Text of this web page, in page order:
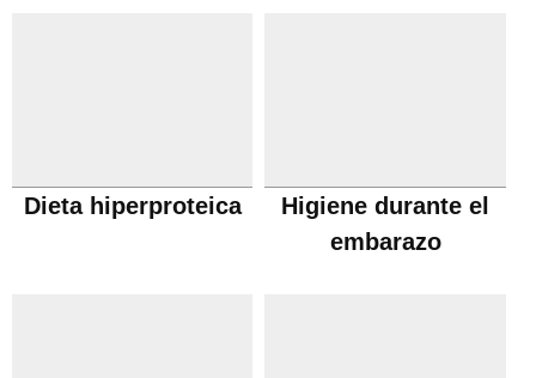
Dieta hiperproteica
Higiene durante el
embarazo